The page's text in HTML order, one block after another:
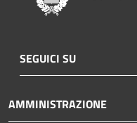
SEGUICI SU
AMMINISTRAZIONE